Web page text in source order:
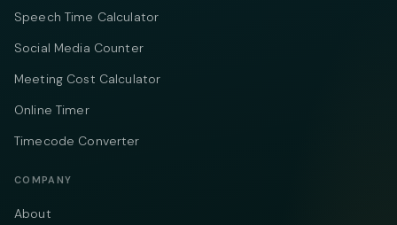
Speech Time Calculator
Social Media Counter
Meeting Cost Calculator
Online Timer
Timecode Converter
COMPANY
About